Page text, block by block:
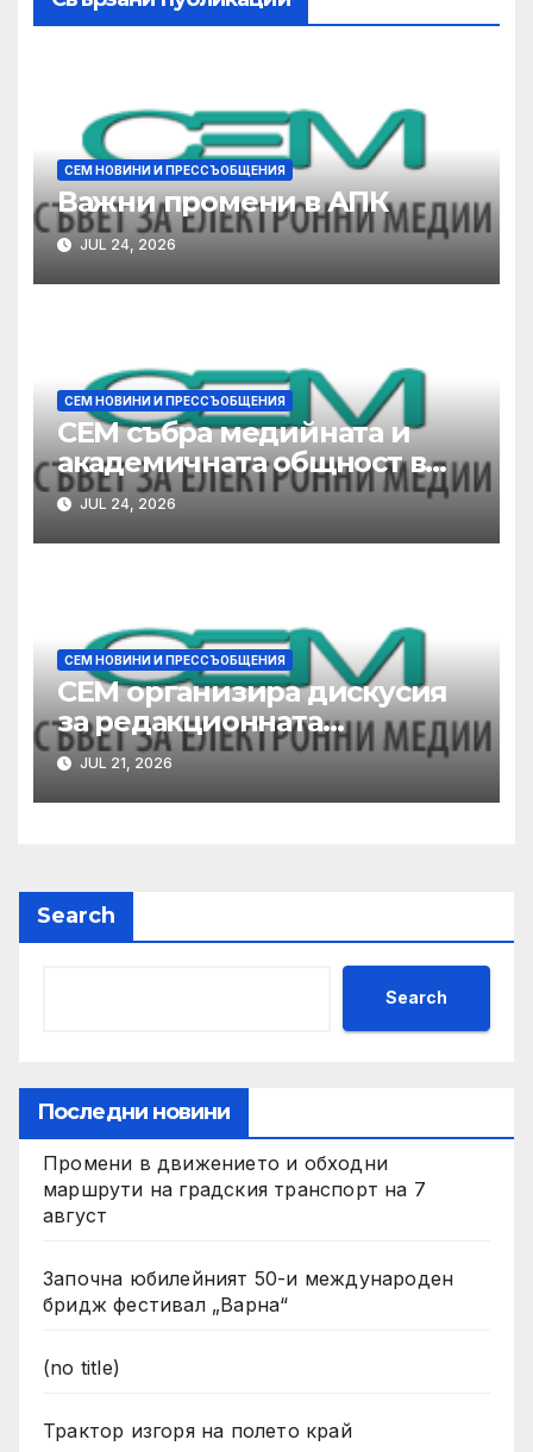
СЕМ НОВИНИ И ПРЕССЪОБЩЕНИЯ
Важни промени в АПК
JUL 24, 2026
СЕМ НОВИНИ И ПРЕССЪОБЩЕНИЯ
СЕМ събра медийната и
академичната общност в
дискусия за редакционната
независимост
JUL 24, 2026
СЕМ НОВИНИ И ПРЕССЪОБЩЕНИЯ
СЕМ организира дискусия
за редакционната
независимост
JUL 21, 2026
Search
Search
Последни новини
Промени в движението и обходни
маршрути на градския транспорт на 7
август
Започна юбилейният 50-и международен
бридж фестивал „Варна“
(no title)
Трактор изгоря на полето край